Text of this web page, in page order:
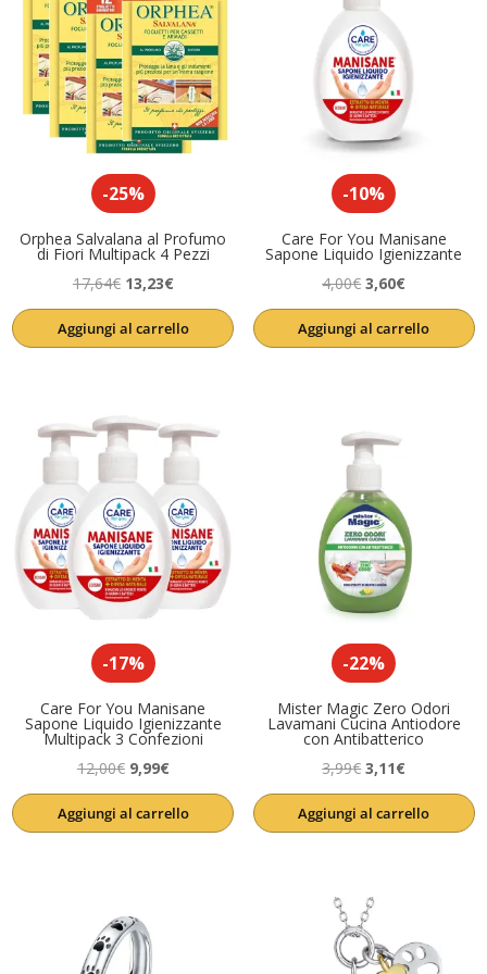
-25%
Orphea Salvalana al Profumo
di Fiori Multipack 4 Pezzi
17,64€ Il
prezzo
originale
13,23€Il
prezzo
attuale
Aggiungi al carrello
-10%
Care For You Manisane
Sapone Liquido Igienizzante
4,00€ Il
prezzo
originale
3,60€Il
prezzo
attuale
Aggiungi al carrello
-17%
Care For You Manisane
Sapone Liquido Igienizzante
Multipack 3 Confezioni
12,00€ Il
prezzo
originale
9,99€Il
prezzo
attuale
Aggiungi al carrello
-22%
Mister Magic Zero Odori
Lavamani Cucina Antiodore
con Antibatterico
3,99€ Il
prezzo
originale
3,11€Il
prezzo
attuale
Aggiungi al carrello